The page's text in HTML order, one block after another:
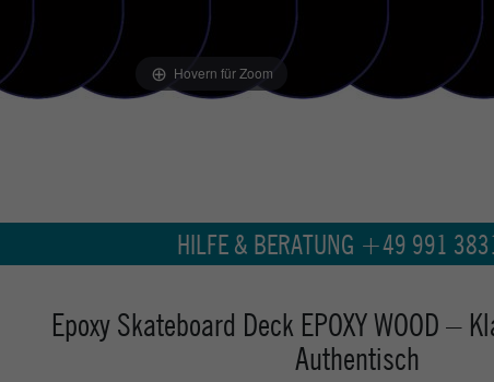
Hovern für Zoom
HILFE & BERATUNG +49 991
Epoxy Skateboard Deck EPOXY WOOD –
Authentisch